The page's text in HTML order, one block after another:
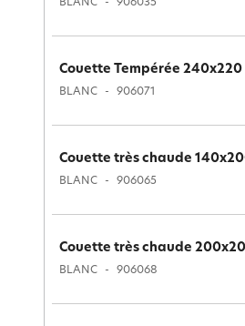
BLANC 906035
Couette Tempérée 240x220
BLANC 906071
Couette très chaude
BLANC 906065
Couette très chaude
BLANC 906068